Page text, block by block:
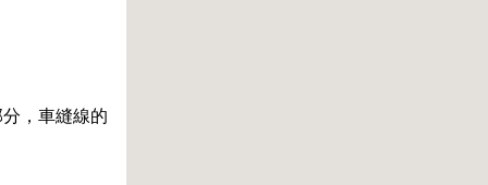
，車縫線的